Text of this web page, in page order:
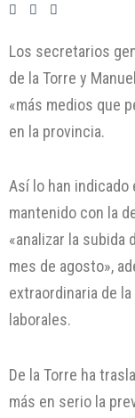
Los secretarios
de la Torre y
«más medios que
en la provincia.
Así lo han indicado
mantenido con la
«analizar la subida
mes de agosto»,
extraordinaria de
laborales.
De la Torre ha
más en serio la